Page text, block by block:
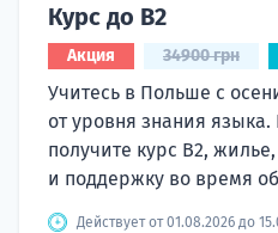
Курс до B2
Акция 34900 грн
Учитесь в Польше с
от уровня знания
получите курс B2,
и поддержку во время
Действует от 01.08.2026 до